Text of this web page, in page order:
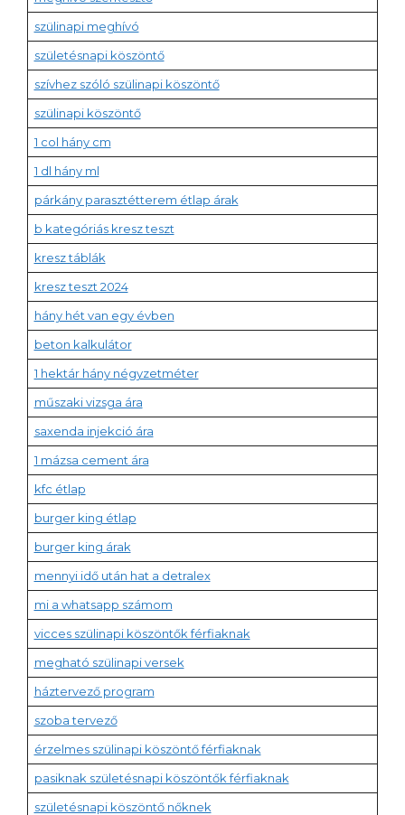
szülinapi meghívó
születésnapi köszöntő
szívhez szóló szülinapi köszöntő
szülinapi köszöntő
1 col hány cm
1 dl hány ml
párkány parasztétterem étlap árak
b kategóriás kresz teszt
kresz táblák
kresz teszt 2024
hány hét van egy évben
beton kalkulátor
1 hektár hány négyzetméter
műszaki vizsga ára
saxenda injekció ára
1 mázsa cement ára
kfc étlap
burger king étlap
burger king árak
mennyi idő után hat a detralex
mi a whatsapp számom
vicces szülinapi köszöntők férfiaknak
megható szülinapi versek
háztervező program
szoba tervező
érzelmes szülinapi köszöntő férfiaknak
pasiknak születésnapi köszöntők férfiaknak
születésnapi köszöntő nőknek